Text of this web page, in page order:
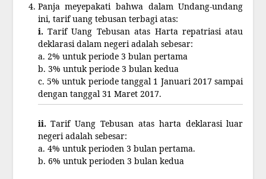
Panja meyepakati bahwa dalam Undang-undang
ini, tarif uang tebusan terbagi atas:
i.Tarif Uang Tebusan atas Harta repatriasi atau
deklarasi dalam negeri adalah sebesar:
a. 2% untuk periode 3 bulan pertama
b. 3% untuk periode 3 bulan kedua
c. 5% untuk periode tanggal 1 Januari 2017 sampai
dengan tanggal 31 Maret 2017.
ii.Tarif Uang Tebusan atas harta deklarasi luar
negeri adalah sebesar:
a. 4% untuk perioden 3 bulan pertama.
b. 6% untuk perioden 3 bulan kedua